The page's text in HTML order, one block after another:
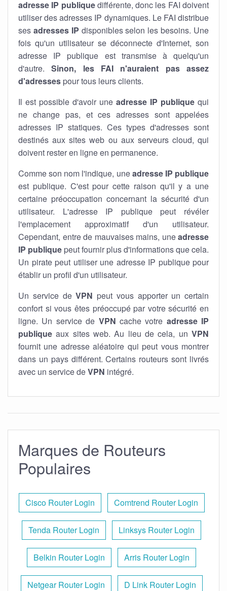
adresse IP publiquedifférente, donc les FAI doivent
utiliser des adresses IP dynamiques. Le FAI distribue
ses adresses IP disponibles selon les besoins. Une
fois qu'un utilisateur se déconnecte d'Internet, son
adresse IP publique est transmise à quelqu'un
d'autre.Sinon, les FAI n'auraient pas assez
d'adresses pour tous leurs clients.
Il est possible d'avoir une adresse IP publique qui
ne change pas, et ces adresses sont appelées
adresses IP statiques. Ces types d'adresses sont
destinés aux sites web ou aux serveurs cloud, qui
doivent rester en ligne en permanence.
Comme son nom l'indique, uneadresse IP publique
est publique. C'est pour cette raison qu'il y a une
certaine préoccupation concernant la sécurité d'un
utilisateur. L'adresse IP publique peut révéler
l'emplacement approximatif d'un utilisateur.
Cependant, entre de mauvaises mains, uneadresse
IP publique peut fournir plus d'informations que cela.
Un pirate peut utiliser une adresse IP publique pour
établir un profil d'un utilisateur.
Un service deVPN peut vous apporter un certain
confort si vous êtes préoccupé par votre sécurité en
ligne. Un service de VPN cache votre adresse IP
publique aux sites web. Au lieu de cela, un VPN
fournit une adresse aléatoire qui peut vous montrer
dans un pays différent. Certains routeurs sont livrés
avec un service deVPN intégré.
Marques de Routeurs
Populaires
Cisco Router Login Comtrend Router Login
Tenda Router Login Linksys Router Login
Belkin Router Login Arris Router Login
Netgear Router Login D Link Router Login